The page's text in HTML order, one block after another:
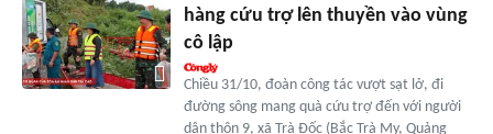
hàng cứu trợ lên thuyền vào vùng
cô lập
Chiều 31/10, đoàn công tác vượt sạt lở, đi
đường sông mang quà cứu trợ đến với người
dân thôn 9, xã Trà Đốc (Bắc Trà My, Quảng